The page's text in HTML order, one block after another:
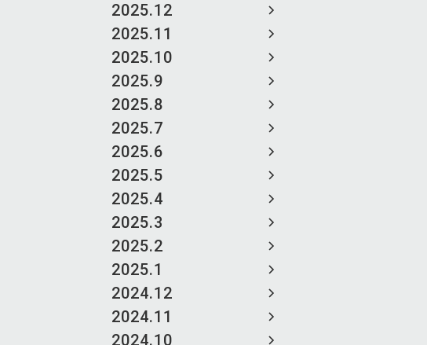
2025.12
2025.11
2025.10
2025.9
2025.8
2025.7
2025.6
2025.5
2025.4
2025.3
2025.2
2025.1
2024.12
2024.11
2024.10